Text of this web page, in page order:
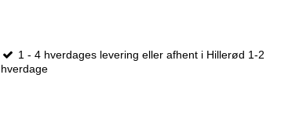
1 - 4 hverdages levering eller afhent i Hillerød 1-2
hverdage